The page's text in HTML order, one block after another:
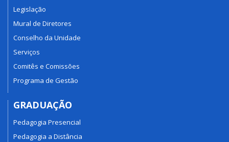
Legislação
Mural de Diretores
Conselho da Unidade
Serviços
Comitês e Comissões
Programa de Gestão
GRADUAÇÃO
Pedagogia Presencial
Pedagogia a Distância